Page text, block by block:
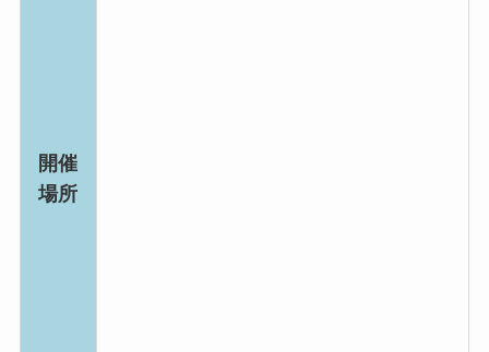
開催
場所